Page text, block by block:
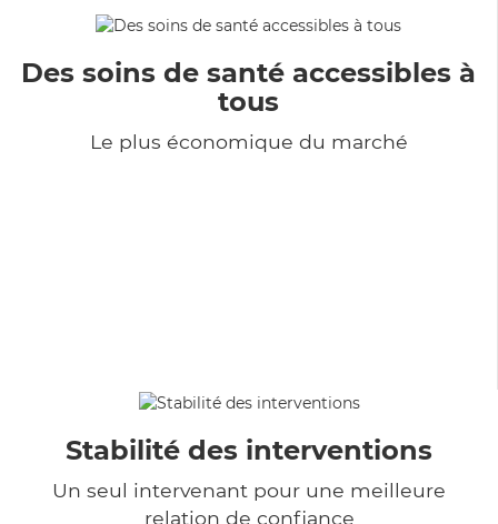
Des soins de santé accessibles à
tous
Le plus économique du marché
Stabilité des interventions
Un seul intervenant pour une meilleure
relation de confiance